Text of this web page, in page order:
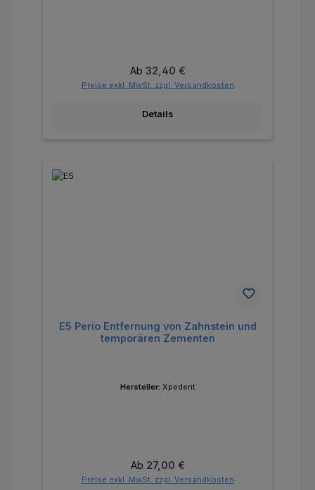
Regulärer Preis:
Ab 32,40 €
Preise exkl. MwSt. zzgl. Versandkosten
Details
E5 Perio Entfernung von Zahnstein und
temporären Zementen
Hersteller: Xpedent
Regulärer Preis:
Ab 27,00 €
Preise exkl. MwSt. zzgl. Versandkosten